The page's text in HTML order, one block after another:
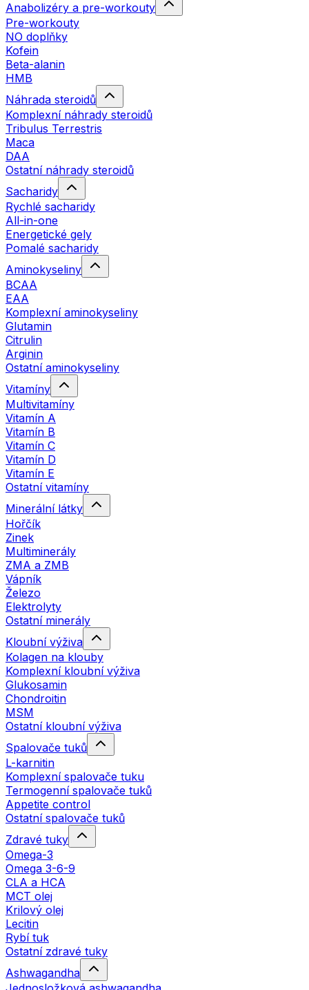
Anabolizéry a pre-workouty
Pre-workouty
NO doplňky
Kofein
Beta-alanin
HMB
Náhrada steroidů
Komplexní náhrady steroidů
Tribulus Terrestris
Maca
DAA
Ostatní náhrady steroidů
Sacharidy
Rychlé sacharidy
All-in-one
Energetické gely
Pomalé sacharidy
Aminokyseliny
BCAA
EAA
Komplexní aminokyseliny
Glutamin
Citrulin
Arginin
Ostatní aminokyseliny
Vitamíny
Multivitamíny
Vitamín A
Vitamín B
Vitamín C
Vitamín D
Vitamín E
Ostatní vitamíny
Minerální látky
Hořčík
Zinek
Multiminerály
ZMA a ZMB
Vápník
Železo
Elektrolyty
Ostatní minerály
Kloubní výživa
Kolagen na klouby
Komplexní kloubní výživa
Glukosamin
Chondroitin
MSM
Ostatní kloubní výživa
Spalovače tuků
L-karnitin
Komplexní spalovače tuku
Termogenní spalovače tuků
Appetite control
Ostatní spalovače tuků
Zdravé tuky
Omega-3
Omega 3-6-9
CLA a HCA
MCT olej
Krilový olej
Lecitin
Rybí tuk
Ostatní zdravé tuky
Ashwagandha